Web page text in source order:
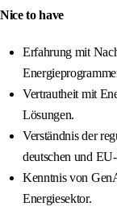
Nice to have
Erfahrung mit
Vertrautheit mit
Lösungen.
Verständnis der
deutschen und
Kenntnis von
Energiesektor.